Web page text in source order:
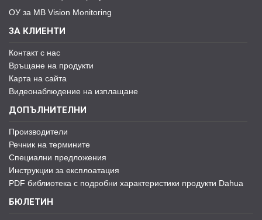
ОУ за MB Vision Monitoring
ЗА КЛИЕНТИ
Контакт с нас
Връщане на продукти
Карта на сайта
Видеонаблюдение на изплащане
ДОПЪЛНИТЕЛНИ
Производители
Речник на термините
Специални предложения
Инструкции за експлоатация
PDF библиотека с подробни характеристики продукти Dahua
БЮЛЕТИН